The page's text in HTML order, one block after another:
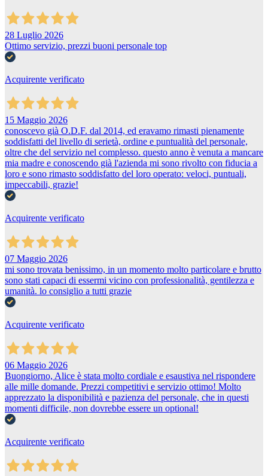
28 Luglio 2026
Ottimo servizio, prezzi buoni personale top
Acquirente verificato
15 Maggio 2026
conoscevo già O.D.F. dal 2014, ed eravamo rimasti pienamente
soddisfatti del livello di serietà, ordine e puntualità del personale,
oltre che del servizio nel complesso. questo anno è venuta a mancare
mia madre e conoscendo già l'azienda mi sono rivolto con fiducia a
loro e sono rimasto soddisfatto del loro operato: veloci, puntuali,
impeccabili, grazie!
Acquirente verificato
07 Maggio 2026
mi sono trovata benissimo, in un momento molto particolare e brutto
sono stati capaci di essermi vicino con professionalità, gentilezza e
umanità. lo consiglio a tutti grazie
Acquirente verificato
06 Maggio 2026
Buongiorno, Alice è stata molto cordiale e esaustiva nel rispondere
alle mille domande. Prezzi competitivi e servizio ottimo! Molto
apprezzato la disponibilità e pazienza del personale, che in questi
momenti difficile, non dovrebbe essere un optional!
Acquirente verificato